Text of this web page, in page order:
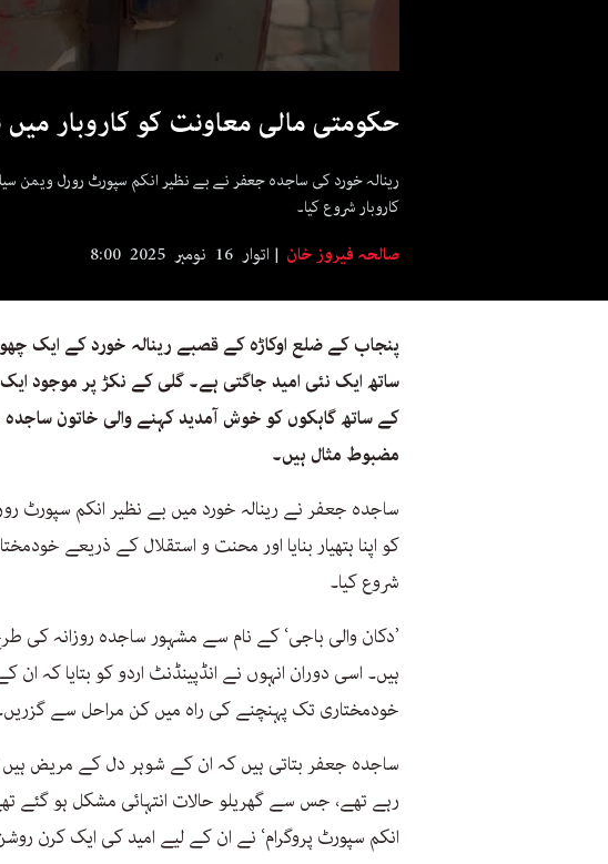
حکومتی مالی معاونت کو کاروبار میں
رینالہ خورد کی ساجدہ جعفر نے بے نظیر انکم سپورٹ رورل ویمن
کاروبار شروع کیا۔
صالحہ فیروز خان اتوار 16 نومبر 2025 8:00
پنجاب کے ضلع اوکاڑہ کے قصبے رینالہ خورد کے ایک
ساتھ ایک نئی امید جاگتی ہے۔ گلی کے نکڑ پر موجود
کے ساتھ گاہکوں کو خوش آمدید کہنے والی خاتون
مضبوط مثال ہیں۔
ساجدہ جعفر نے رینالہ خورد میں بے نظیر انکم سپورٹ
کو اپنا ہتھیار بنایا اور محنت و استقلال کے ذریعے
شروع کیا۔
’دکان والی باجی‘ کے نام سے مشہور ساجدہ روزانہ کی
ہیں۔ اسی دوران انہوں نے انڈپینڈنٹ اردو کو بتایا کہ ان
خودمختاری تک پہنچنے کی راہ میں کن مراحل سے
ساجدہ جعفر بتاتی ہیں کہ ان کے شوہر دل کے مریض ہیں
رہے تھے، جس سے گھریلو حالات انتہائی مشکل ہو گئے
انکم سپورٹ پروگرام‘ نے ان کے لیے امید کی ایک کرن